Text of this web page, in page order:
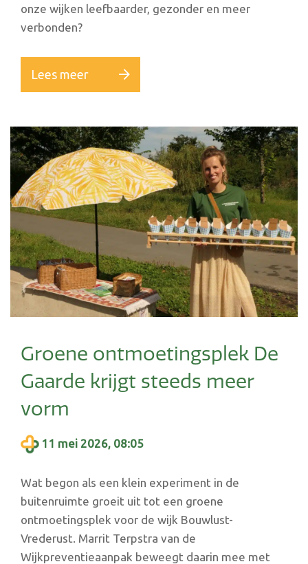
onze wijken leefbaarder, gezonder en meer
verbonden?
Lees meer
Groene ontmoetingsplek De
Gaarde krijgt steeds meer
vorm
11 mei 2026, 08:05
Wat begon als een klein experiment in de
buitenruimte groeit uit tot een groene
ontmoetingsplek voor de wijk Bouwlust-
Vrederust. Marrit Terpstra van de
Wijkpreventieaanpak beweegt daarin mee met